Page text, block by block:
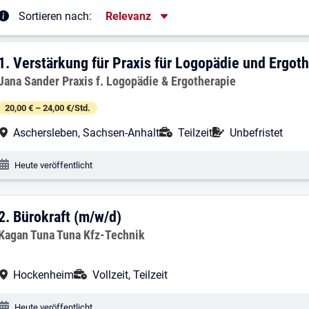
Sortieren nach: Sortierung
Relevanz
Ergebnis: Verstärkung für Praxis für
Verstärkung für Praxis für Logopädie und
Sander Praxis f. Logopädie & Ergotherapie
20,00 € – 24,00 €/Std.
Arbeitsort:
Aschersleben, Sachsen-Anhalt Anstellungsart:
Teilzeit Befristung:
Unbefristet
Veröffentlichungsdatum:
Heute veröffentlicht
Ergebnis: Bürokraft (m/w/d)
Bürokraft (m/w/d)
Tuna Tuna Kfz-Technik
Arbeitsort:
Hockenheim Anstellungsart:
Vollzeit, Teilzeit
Veröffentlichungsdatum: